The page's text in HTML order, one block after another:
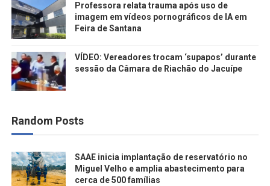
Professora relata trauma após uso de
imagem em vídeos pornográficos de IA em
Feira de Santana
VÍDEO: Vereadores trocam ‘supapos’ durante
sessão da Câmara de Riachão do Jacuípe
Random Posts
SAAE inicia implantação de reservatório no
Miguel Velho e amplia abastecimento para
cerca de 500 famílias